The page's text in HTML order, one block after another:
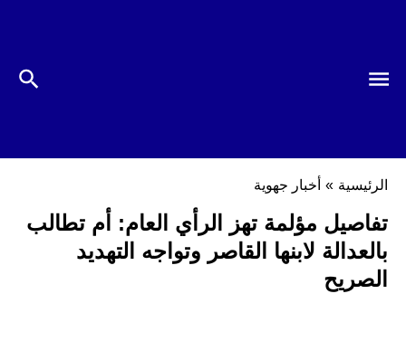
الرئيسية » أخبار جهوية
تفاصيل مؤلمة تهز الرأي العام: أم تطالب
بالعدالة لابنها القاصر وتواجه التهديد
الصريح